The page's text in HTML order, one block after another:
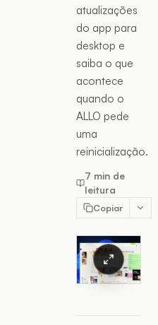
atualizações
do app para
desktop e
saiba o que
acontece
quando o
ALLO pede
uma
reinicialização.
7 min de
leitura
Copiar